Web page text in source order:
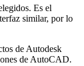
Es el
similar, por lo
de Autodesk
de AutoCAD.